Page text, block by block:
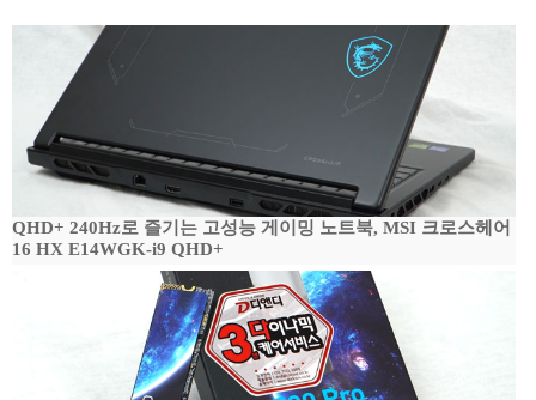
QHD+ 240Hz로 즐기는 고성능 게이밍 노트북, MSI 크로스헤어
16 HX E14WGK-i9 QHD+